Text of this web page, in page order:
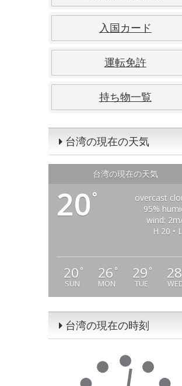
入国カード
運転免許
持ち物一覧
台湾の現在の天気
台湾の現在の天気
20°
overcast
95%
wind:
H 20 •
20 °
SUN
26 °
MON
29 °
TUE
28
台湾の現在の時刻